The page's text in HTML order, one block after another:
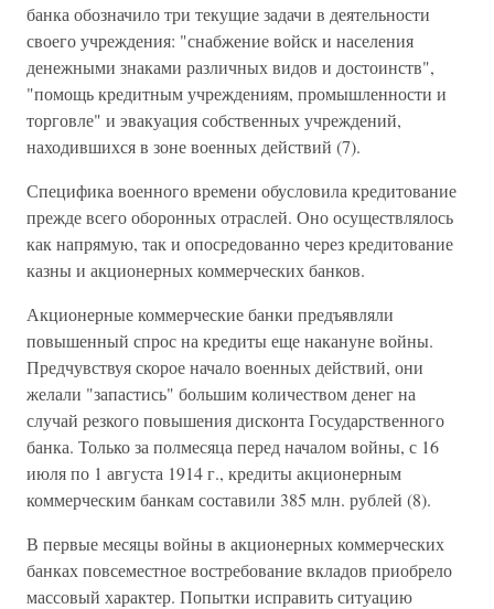
банка обозначило три текущие задачи в деятельности
своего учреждения: "снабжение войск и населения
денежными знаками различных видов и достоинств",
"помощь кредитным учреждениям, промышленности и
торговле" и эвакуация собственных учреждений,
находившихся в зоне военных действий (7).
Специфика военного времени обусловила кредитование
прежде всего оборонных отраслей. Оно осуществлялось
как напрямую, так и опосредованно через кредитование
казны и акционерных коммерческих банков.
Акционерные коммерческие банки предъявляли
повышенный спрос на кредиты еще накануне войны.
Предчувствуя скорое начало военных действий, они
желали "запастись" большим количеством денег на
случай резкого повышения дисконта Государственного
банка. Только за полмесяца перед началом войны, с 16
июля по 1 августа 1914 г., кредиты акционерным
коммерческим банкам составили 385 млн. рублей (8).
В первые месяцы войны в акционерных коммерческих
банках повсеместное востребование вкладов приобрело
массовый характер. Попытки исправить ситуацию